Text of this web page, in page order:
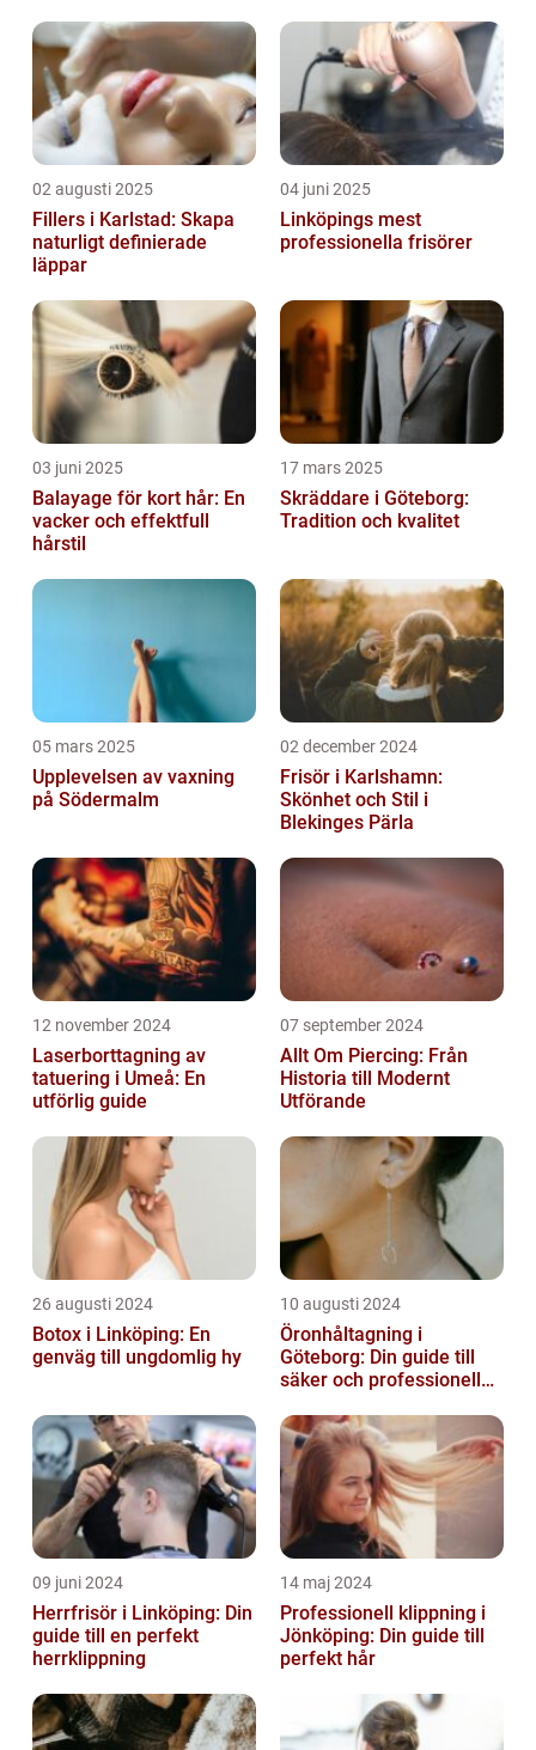
02 augusti 2025
Fillers i Karlstad: Skapa
naturligt definierade
läppar
04 juni 2025
Linköpings mest
professionella frisörer
03 juni 2025
Balayage för kort hår: En
vacker och effektfull
hårstil
17 mars 2025
Skräddare i Göteborg:
Tradition och kvalitet
05 mars 2025
Upplevelsen av vaxning
på Södermalm
02 december 2024
Frisör i Karlshamn:
Skönhet och Stil i
Blekinges Pärla
12 november 2024
Laserborttagning av
tatuering i Umeå: En
utförlig guide
07 september 2024
Allt Om Piercing: Från
Historia till Modernt
Utförande
26 augusti 2024
Botox i Linköping: En
genväg till ungdomlig hy
10 augusti 2024
Öronhåltagning i
Göteborg: Din guide till
säker och professionell
09 juni 2024
Herrfrisör i Linköping: Din
guide till en perfekt
herrklippning
14 maj 2024
Professionell klippning i
Jönköping: Din guide till
perfekt hår